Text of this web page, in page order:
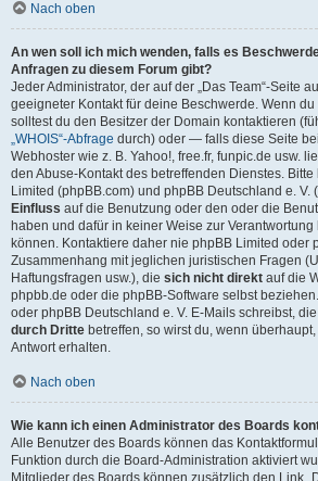
Nach oben
An wen soll ich mich wenden, falls es
Anfragen zu diesem Forum gibt?
Jeder Administrator, der auf der „Das Team“-Seite
geeigneter Kontakt für deine Beschwerde. Wenn
solltest du den Besitzer der Domain kontaktieren
„WHOIS“-Abfrage durch) oder — falls diese Seite
Webhoster wie z. B. Yahoo!, free.fr, funpic.de usw.
den Abuse-Kontakt des betreffenden Dienstes.
Limited (phpBB.com) und phpBB Deutschland e. V.
Einfluss auf die Benutzung oder den oder die
haben und dafür in keiner Weise zur
können. Kontaktiere daher nie phpBB Limited oder
Zusammenhang mit jeglichen juristischen Fragen
Haftungsfragen usw.), die sich nicht direkt auf die
phpbb.de oder die phpBB-Software selbst
oder phpBB Deutschland e. V. E-Mails schreibst,
durch Dritte betreffen, so wirst du, wenn
Antwort erhalten.
Nach oben
Wie kann ich einen Administrator des Boards
Alle Benutzer des Boards können das
Funktion durch die Board-Administration aktiviert
Mitglieder des Boards können zusätzlich den Link